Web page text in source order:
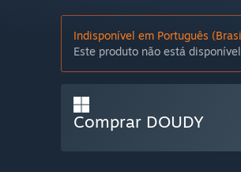
Indisponível em Português
Este produto não está
Comprar DOUDY